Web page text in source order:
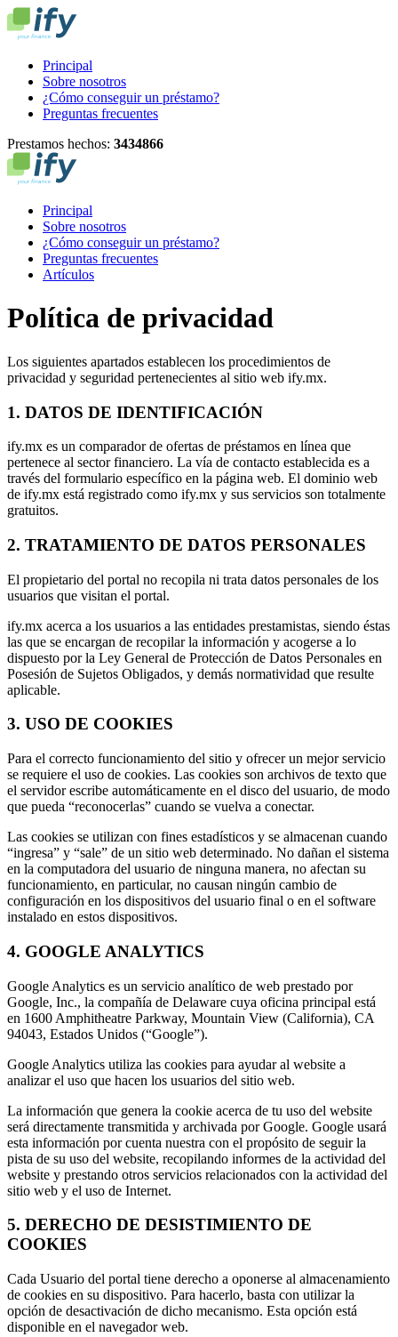
Principal
Sobre nosotros
¿Cómo conseguir un préstamo?
Preguntas frecuentes
Prestamos hechos: 3434866
Principal
Sobre nosotros
¿Cómo conseguir un préstamo?
Preguntas frecuentes
Artículos
Política de privacidad
Los siguientes apartados establecen los procedimientos de
privacidad y seguridad pertenecientes al sitio web ify.mx.
1. DATOS DE IDENTIFICACIÓN
ify.mx es un comparador de ofertas de préstamos en línea que
pertenece al sector financiero. La vía de contacto establecida es a
través del formulario específico en la página web. El dominio web
de ify.mx está registrado como ify.mx y sus servicios son totalmente
gratuitos.
2. TRATAMIENTO DE DATOS PERSONALES
El propietario del portal no recopila ni trata datos personales de los
usuarios que visitan el portal.
ify.mx acerca a los usuarios a las entidades prestamistas, siendo éstas
las que se encargan de recopilar la información y acogerse a lo
dispuesto por la Ley General de Protección de Datos Personales en
Posesión de Sujetos Obligados, y demás normatividad que resulte
aplicable.
3. USO DE COOKIES
Para el correcto funcionamiento del sitio y ofrecer un mejor servicio
se requiere el uso de cookies. Las cookies son archivos de texto que
el servidor escribe automáticamente en el disco del usuario, de modo
que pueda “reconocerlas” cuando se vuelva a conectar.
Las cookies se utilizan con fines estadísticos y se almacenan cuando
“ingresa” y “sale” de un sitio web determinado. No dañan el sistema
en la computadora del usuario de ninguna manera, no afectan su
funcionamiento, en particular, no causan ningún cambio de
configuración en los dispositivos del usuario final o en el software
instalado en estos dispositivos.
4. GOOGLE ANALYTICS
Google Analytics es un servicio analítico de web prestado por
Google, Inc., la compañía de Delaware cuya oficina principal está
en 1600 Amphitheatre Parkway, Mountain View (California), CA
94043, Estados Unidos (“Google”).
Google Analytics utiliza las cookies para ayudar al website a
analizar el uso que hacen los usuarios del sitio web.
La información que genera la cookie acerca de tu uso del website
será directamente transmitida y archivada por Google. Google usará
esta información por cuenta nuestra con el propósito de seguir la
pista de su uso del website, recopilando informes de la actividad del
website y prestando otros servicios relacionados con la actividad del
sitio web y el uso de Internet.
5. DERECHO DE DESISTIMIENTO DE
COOKIES
Cada Usuario del portal tiene derecho a oponerse al almacenamiento
de cookies en su dispositivo. Para hacerlo, basta con utilizar la
opción de desactivación de dicho mecanismo. Esta opción está
disponible en el navegador web.